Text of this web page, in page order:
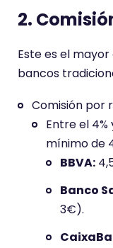
2.
Este es el
bancos
Comisión por
Entre el
mínimo de
BBVA:
Banco
3€).